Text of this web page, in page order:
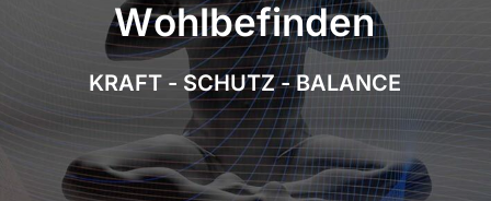
Wohlbefinden
KRAFT - SCHUTZ - BALANCE